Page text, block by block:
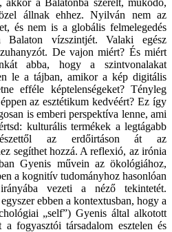
állnak ehhez. Nyilván nem az
és nem is a globális felmelegedés
Balaton vízszintjét. Valaki egész
De vajon miért? És miért
abba, hogy a szintvonalakat
le a tájban, amikor a kép digitális
efféle képtelenségeket? Tényleg
az esztétikum kedvéért? Ez így
is emberi perspektíva lenne, ami
kulturális termékek a legtágabb
az erdőirtáson át az
segíthet hozzá. A reflexió, az irónia
Gyenis művein az ökológiához,
a kognitív tudományhoz hasonlóan
vezeti a néző tekintetét.
ebben a kontextusban, hogy a
„self”) Gyenis által alkotott
fogyasztói társadalom esztelen és